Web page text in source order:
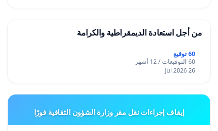
من أجل استعادة الديمقراطية والكرامة
60 توقيع
60 التوقيعات / 12 أشهر
26 Jul 2026
إيقاف إجراءات نقل مقر وزارة الشؤون الثقافية فورًا